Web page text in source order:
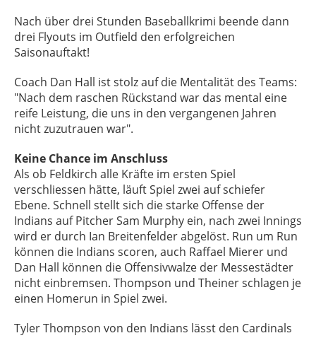
Nach über drei Stunden Baseballkrimi beende dann
drei Flyouts im Outfield den erfolgreichen
Saisonauftakt!
Coach Dan Hall ist stolz auf die Mentalität des Teams:
"Nach dem raschen Rückstand war das mental eine
reife Leistung, die uns in den vergangenen Jahren
nicht zuzutrauen war".
Keine Chance im Anschluss
Als ob Feldkirch alle Kräfte im ersten Spiel
verschliessen hätte, läuft Spiel zwei auf schiefer
Ebene. Schnell stellt sich die starke Offense der
Indians auf Pitcher Sam Murphy ein, nach zwei Innings
wird er durch Ian Breitenfelder abgelöst. Run um Run
können die Indians scoren, auch Raffael Mierer und
Dan Hall können die Offensivwalze der Messestädter
nicht einbremsen. Thompson und Theiner schlagen je
einen Homerun in Spiel zwei.
Tyler Thompson von den Indians lässt den Cardinals